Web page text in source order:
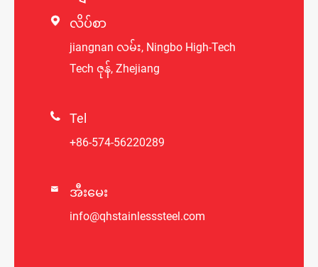
 လိပ်စာ
jiangnan လမ်း, Ningbo High-Tech
Tech ဇုန်, Zhejiang
 Tel
+86-574-56220289
 အီးမေး
info@qhstainlesssteel.com